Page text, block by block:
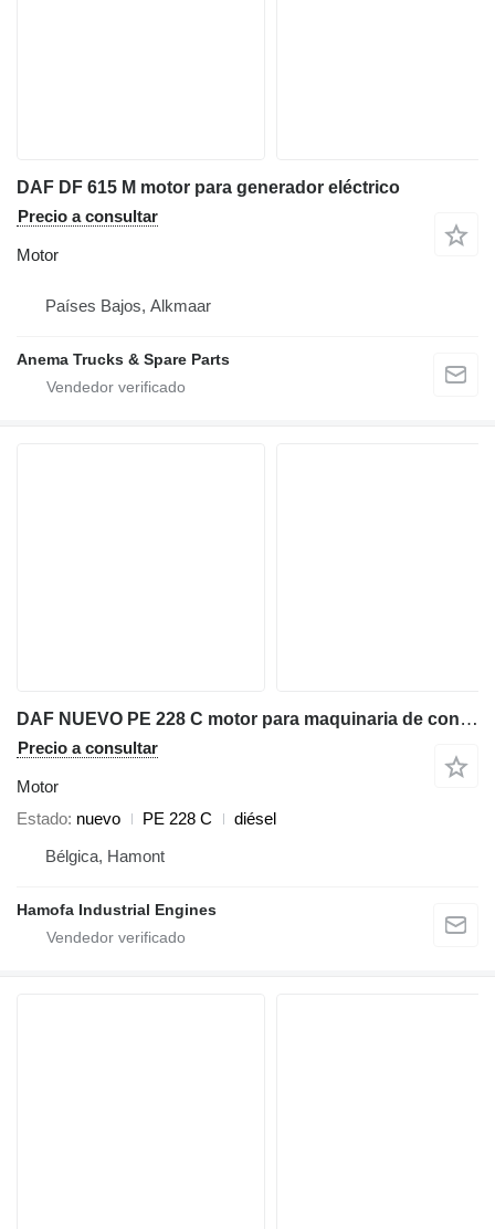
DAF DF 615 M motor para generador eléctrico
Precio a consultar
Motor
Países Bajos, Alkmaar
Anema Trucks & Spare Parts
DAF NUEVO PE 228 C motor para maquinaria de construcción
Precio a consultar
Motor
Estado nuevo PE 228 C
diésel
Bélgica, Hamont
Hamofa Industrial Engines